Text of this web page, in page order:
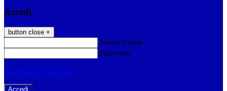
Accedi
button close ×
Nome Utente
Password
Password dimenticata?